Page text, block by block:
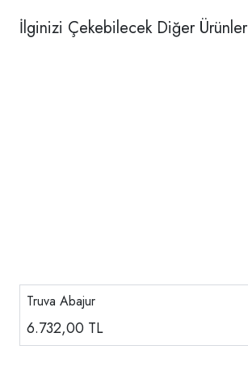
İlginizi Çekebilecek Diğer Ürünler
Truva Abajur
6.732,00 TL